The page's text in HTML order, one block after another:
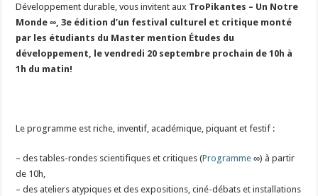
Développement durable, vous invitent aux TroPikantes – Un Notre
Monde ∞, 3e édition d’un festival culturel et critique monté
par les étudiants du Master mention Études du
développement, le vendredi 20 septembre prochain de 10h à
1h du matin!
Le programme est riche, inventif, académique, piquant et festif :
– des tables-rondes scientifiques et critiques (Programme ∞) à partir
de 10h,
– des ateliers atypiques et des expositions, ciné-débats et installations